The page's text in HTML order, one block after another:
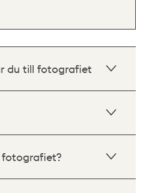
du till fotografiet